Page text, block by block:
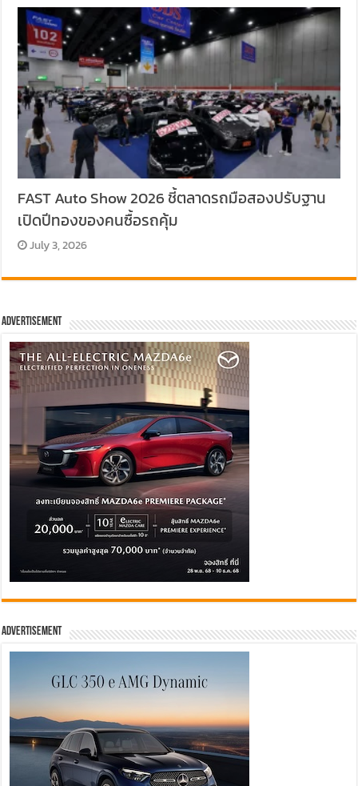
FAST Auto Show 2026 ชี้ตลาดรถมือสองปรับฐาน
เปิดปีทองของคนซื้อรถคุ้ม
July 3, 2026
Advertisement
Advertisement